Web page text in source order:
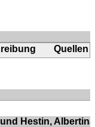
Quellen
Hestin, Albertina